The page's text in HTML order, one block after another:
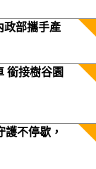
政部攜手產
銜接樹谷園
不停歇，